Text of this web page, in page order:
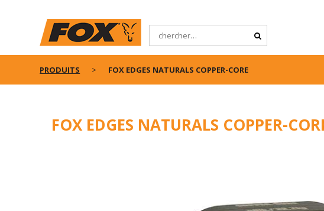
PRODUITS FOX EDGES NATURALS COPPER-CORE
FOX EDGES NATURALS COPPER-